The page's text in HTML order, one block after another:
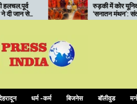
रुड़की में कोर यूनिवर्सिटी का
‘सनातन मंथन’: संत सम्मेलन में
आध्यात्मिक शिक्षा और संस्कारों पर
धर्म -कर्म बिजनेस बॉलीवुड